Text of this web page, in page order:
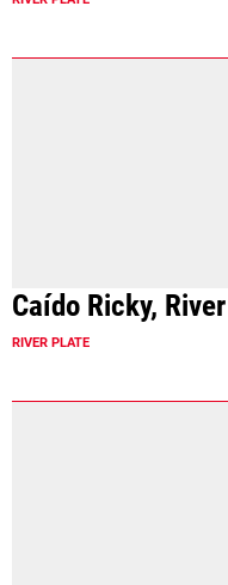
Caído Ricky,
RIVER PLATE